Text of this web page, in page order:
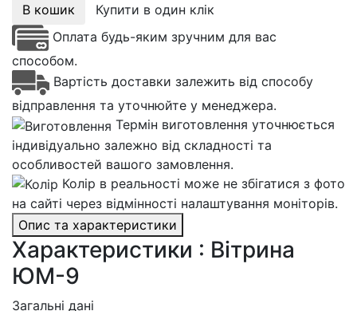
В кошик
Купити в один клік
Оплата будь-яким зручним для вас
способом.
Вартість доставки залежить від способу
відправлення та уточнюйте у менеджера.
Термін виготовлення уточнюється
індивідуально залежно від складності та
особливостей вашого замовлення.
Колір в реальності може не збігатися з фото
на сайті через відмінності налаштування моніторів.
Опис та характеристики
Характеристики : Вітрина
ЮМ-9
Загальні дані